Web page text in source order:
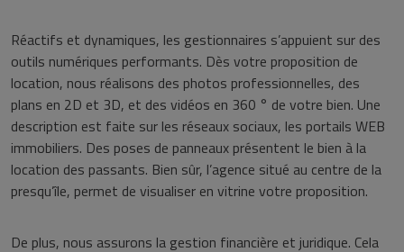
Réactifs et dynamiques, les gestionnaires s’appuient sur des
outils numériques performants. Dès votre proposition de
location, nous réalisons des photos professionnelles, des
plans en 2D et 3D, et des vidéos en 360 ° de votre bien. Une
description est faite sur les réseaux sociaux, les portails WEB
immobiliers. Des poses de panneaux présentent le bien à la
location des passants. Bien sûr, l’agence situé au centre de la
presqu’île, permet de visualiser en vitrine votre proposition.
De plus, nous assurons la gestion financière et juridique. Cela